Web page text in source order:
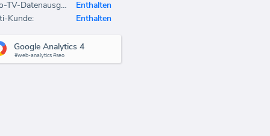
Büro-TV-Datenausgabe:
Enthalten
Kunde:
Enthalten
Google Analytics 4
#web-analytics #seo